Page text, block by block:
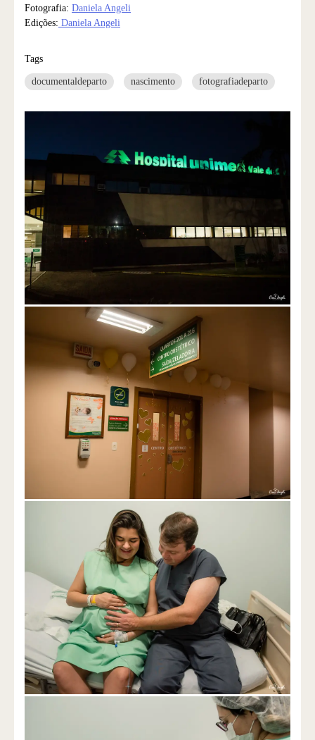
Fotografia: Daniela Angeli
Edições: Daniela Angeli
Tags
documentaldeparto nascimento fotografiadeparto